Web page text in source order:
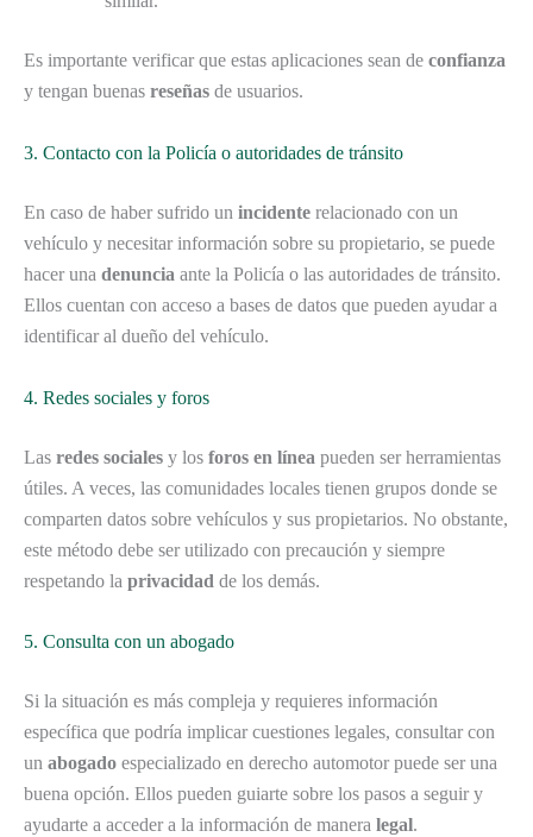
Es importante verificar que estas aplicaciones sean de confianza
y tengan buenas reseñas de usuarios.
3. Contacto con la Policía o autoridades de tránsito
En caso de haber sufrido un incidente relacionado con un
vehículo y necesitar información sobre su propietario, se puede
hacer una denuncia ante la Policía o las autoridades de tránsito.
Ellos cuentan con acceso a bases de datos que pueden ayudar a
identificar al dueño del vehículo.
4. Redes sociales y foros
Las redes sociales y los foros en línea pueden ser herramientas
útiles. A veces, las comunidades locales tienen grupos donde se
comparten datos sobre vehículos y sus propietarios. No obstante,
este método debe ser utilizado con precaución y siempre
respetando la privacidad de los demás.
5. Consulta con un abogado
Si la situación es más compleja y requieres información
específica que podría implicar cuestiones legales, consultar con
un abogado especializado en derecho automotor puede ser una
buena opción. Ellos pueden guiarte sobre los pasos a seguir y
ayudarte a acceder a la información de manera legal.